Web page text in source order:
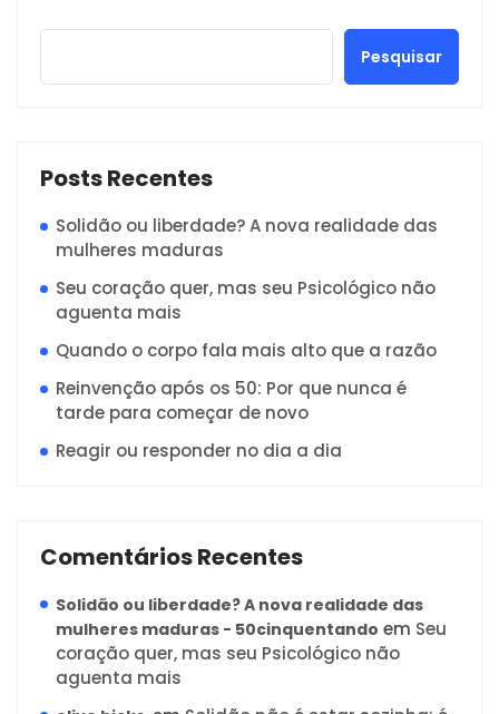
Pesquisar
Posts Recentes
Solidão ou liberdade? A nova realidade das
mulheres maduras
Seu coração quer, mas seu Psicológico não
aguenta mais
Quando o corpo fala mais alto que a razão
Reinvenção após os 50: Por que nunca é
tarde para começar de novo
Reagir ou responder no dia a dia
Comentários Recentes
Solidão ou liberdade? A nova realidade das
mulheres maduras - 50cinquentando em Seu
coração quer, mas seu Psicológico não
aguenta mais